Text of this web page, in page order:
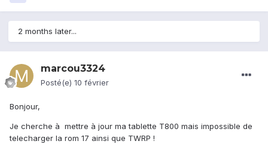
2 months later...
marcou3324
Posté(e) 10 février
Bonjour,
Je cherche à mettre à jour ma tablette T800 mais impossible de
telecharger la rom 17 ainsi que TWRP !